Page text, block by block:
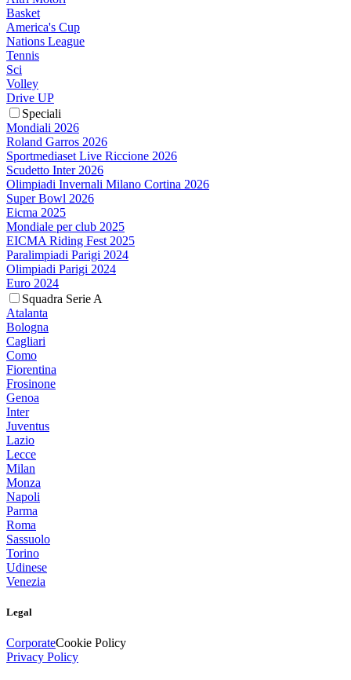
Basket
America's Cup
Nations League
Tennis
Sci
Volley
Drive UP
Speciali
Mondiali 2026
Roland Garros 2026
Sportmediaset Live Riccione 2026
Scudetto Inter 2026
Olimpiadi Invernali Milano Cortina 2026
Super Bowl 2026
Eicma 2025
Mondiale per club 2025
EICMA Riding Fest 2025
Paralimpiadi Parigi 2024
Olimpiadi Parigi 2024
Euro 2024
Squadra Serie A
Atalanta
Bologna
Cagliari
Como
Fiorentina
Frosinone
Genoa
Inter
Juventus
Lazio
Lecce
Milan
Monza
Napoli
Parma
Roma
Sassuolo
Torino
Udinese
Venezia
Legal
CorporateCookie Policy
Privacy Policy